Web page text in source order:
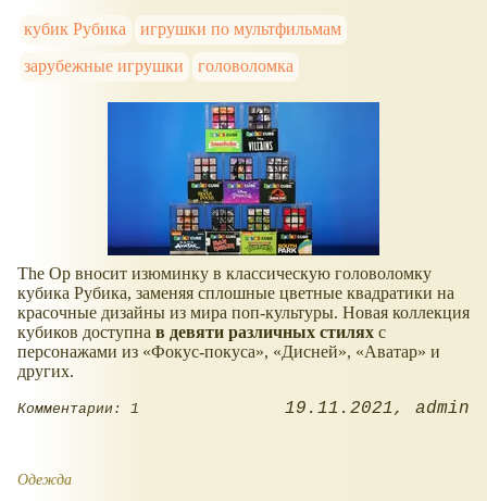
кубик Рубика
игрушки по мультфильмам
зарубежные игрушки
головоломка
The Op вносит изюминку в классическую головоломку
кубика Рубика, заменяя сплошные цветные квадратики на
красочные дизайны из мира поп-культуры. Новая коллекция
кубиков доступна в девяти различных стилях с
персонажами из
Фокус-покуса , Дисней , Аватар
и
других.
Комментарии: 1 19.11.2021 admin
Одежда